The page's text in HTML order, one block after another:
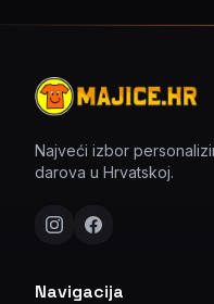
Najveći izbor
darova u Hrvatskoj.
Navigacija